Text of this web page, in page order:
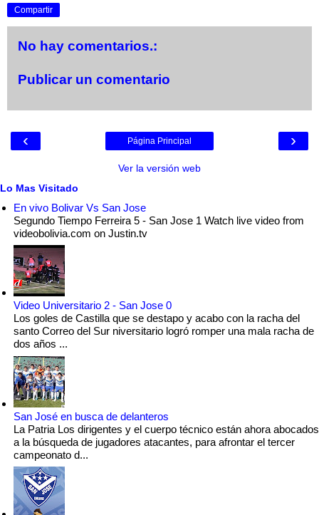
Compartir
No hay comentarios.:
Publicar un comentario
‹ ›
Página Principal
Ver la versión web
Lo Mas Visitado
En vivo Bolivar Vs San Jose
Segundo Tiempo Ferreira 5 - San Jose 1 Watch live video from
videobolivia.com on Justin.tv
Video Universitario 2 - San Jose 0
Los goles de Castilla que se destapo y acabo con la racha del
santo Correo del Sur niversitario logró romper una mala racha de
dos años ...
San José en busca de delanteros
La Patria Los dirigentes y el cuerpo técnico están ahora abocados
a la búsqueda de jugadores atacantes, para afrontar el tercer
campeonato d...